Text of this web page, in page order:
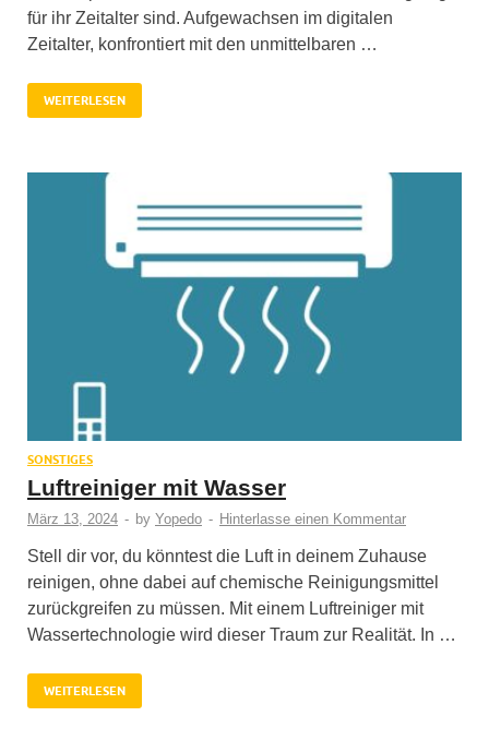
für ihr Zeitalter sind. Aufgewachsen im digitalen
Zeitalter, konfrontiert mit den unmittelbaren …
WEITERLESEN
SONSTIGES
Luftreiniger mit Wasser
März 13, 2024 - by Yopedo - Hinterlasse einen Kommentar
Stell dir vor, du könntest die Luft in deinem Zuhause
reinigen, ohne dabei auf chemische Reinigungsmittel
zurückgreifen zu müssen. Mit einem Luftreiniger mit
Wassertechnologie wird dieser Traum zur Realität. In …
WEITERLESEN